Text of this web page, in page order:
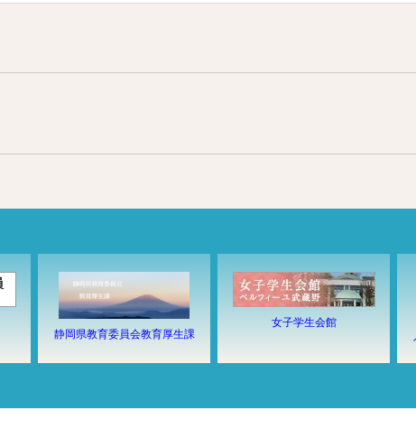
静岡県教育委員会教育厚生課
女子学生会館